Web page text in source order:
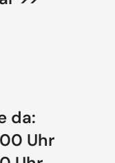
da:
Uhr